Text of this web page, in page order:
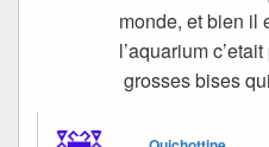
monde, et bien il
l’aquarium
grosses bises